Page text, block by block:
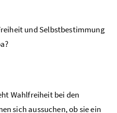
und Selbstbestimmung
Wahlfreiheit bei den
sich aussuchen, ob sie ein